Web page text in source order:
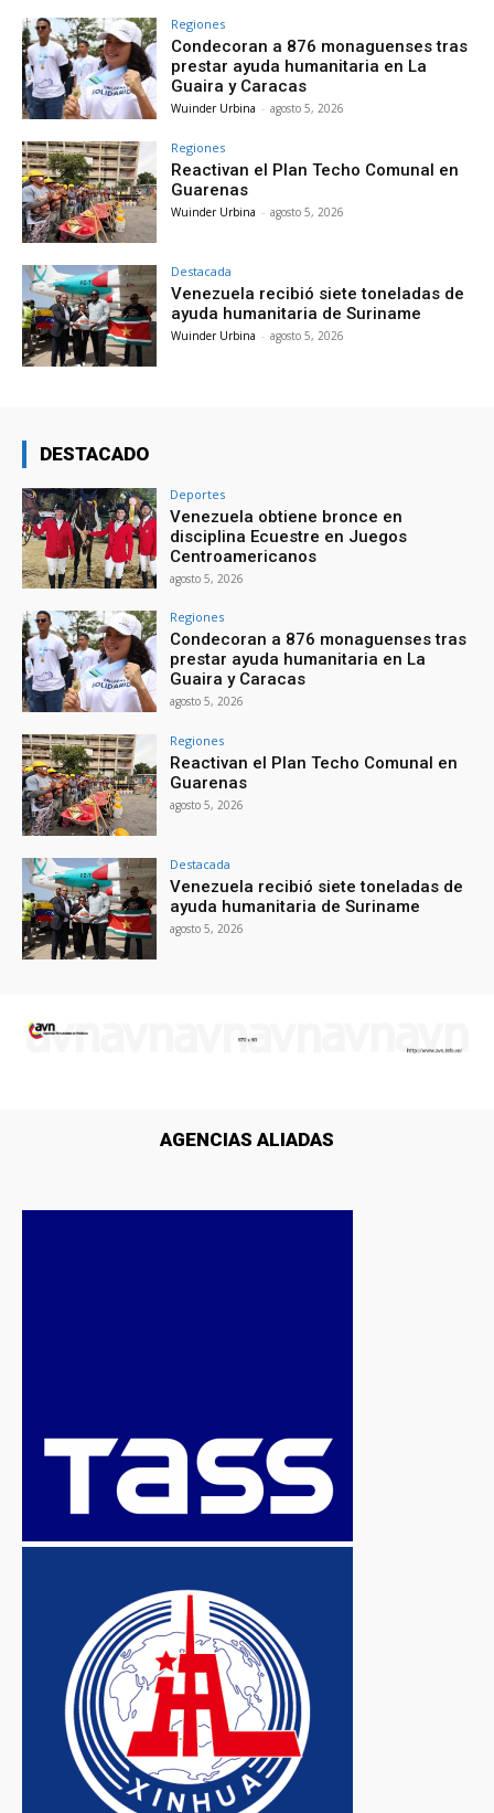
Regiones
Condecoran a 876 monaguenses tras
prestar ayuda humanitaria en La
Guaira y Caracas
Wuinder Urbina - agosto 5, 2026
Regiones
Reactivan el Plan Techo Comunal en
Guarenas
Wuinder Urbina - agosto 5, 2026
Destacada
Venezuela recibió siete toneladas de
ayuda humanitaria de Suriname
Wuinder Urbina - agosto 5, 2026
DESTACADO
Deportes
Venezuela obtiene bronce en
disciplina Ecuestre en Juegos
Centroamericanos
agosto 5, 2026
Regiones
Condecoran a 876 monaguenses tras
prestar ayuda humanitaria en La
Guaira y Caracas
agosto 5, 2026
Regiones
Reactivan el Plan Techo Comunal en
Guarenas
agosto 5, 2026
Destacada
Venezuela recibió siete toneladas de
ayuda humanitaria de Suriname
agosto 5, 2026
AGENCIAS ALIADAS